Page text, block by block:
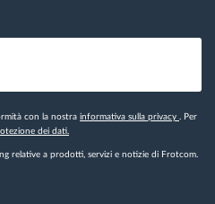
con la nostra informativa sulla privacy . Per
dei dati.
relative a prodotti, servizi e notizie di Frotcom.